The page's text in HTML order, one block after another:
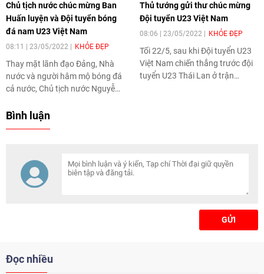
Chủ tịch nước chúc mừng Ban
Huấn luyện và Đội tuyển bóng
đá nam U23 Việt Nam
08:11 | 23/05/2022 KHỎE ĐẸP
Thay mặt lãnh đạo Đảng, Nhà
nước và người hâm mộ bóng đá
cả nước, Chủ tịch nước Nguyễn
ơn Huấn luyện viên Park Hang-
Thủ tướng gửi thư chúc mừng
Đội tuyển U23 Việt Nam
08:06 | 23/05/2022 KHỎE ĐẸP
Tối 22/5, sau khi Đội tuyển U23
Việt Nam chiến thắng trước đội
tuyển U23 Thái Lan ở trận
Bình luận
GỬI
Đọc nhiều